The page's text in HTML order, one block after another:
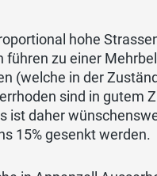
hohe
zu einer
(welche in der
sind in gutem
ist daher
15% gesenkt werden.